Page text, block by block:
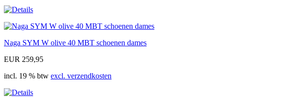
Naga SYM W olive 40 MBT schoenen dames
EUR 259,95
incl. 19 % btw excl. verzendkosten